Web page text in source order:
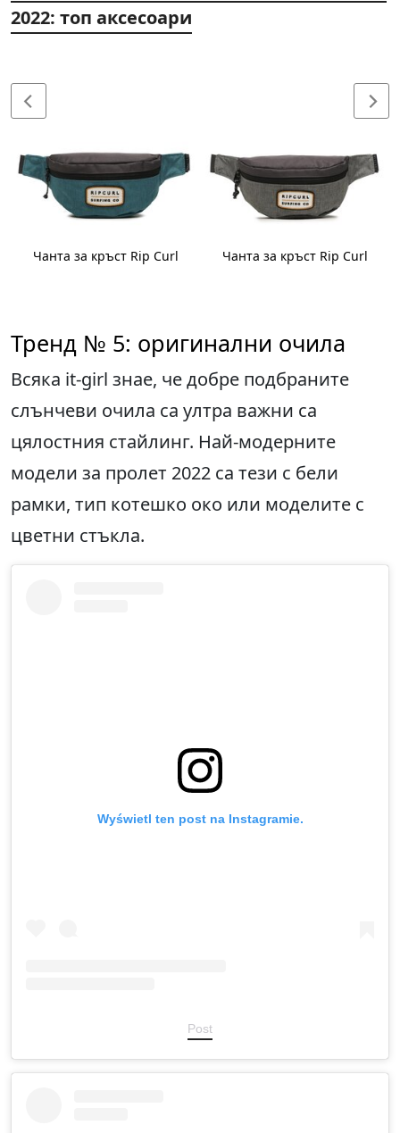
2022: топ аксесоари
Чанта за кръст Rip Curl Чанта за кръст Rip Curl
Тренд № 5: оригинални очила
Всяка it-girl знае, че добре подбраните
слънчеви очила са ултра важни са
цялостния стайлинг. Най-модерните
модели за пролет 2022 са тези с бели
рамки, тип котешко око или моделите с
цветни стъкла.
Wyświetl ten post na Instagramie.
Post